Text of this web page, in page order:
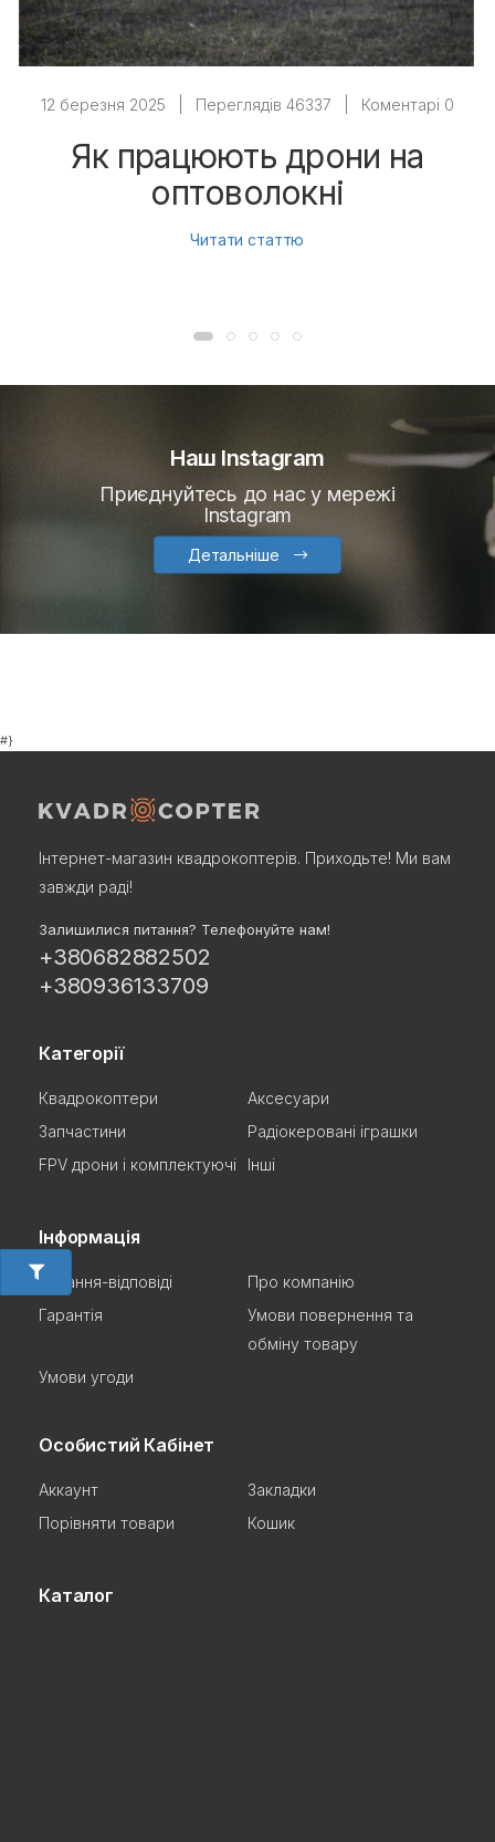
12 березня 2025 Переглядів 46337 Коментарі 0
Як працюють дрони на
оптоволокні
Читати статтю
Наш Instagram
Приєднуйтесь до нас у мережі
Instagram
Детальніше
#}
Інтернет-магазин квадрокоптерів. Приходьте! Ми вам
завжди раді!
Залишилися питання? Телефонуйте нам!
+380682882502
+380936133709
Категорії
Квадрокоптери
Аксесуари
Запчастини
Радіокеровані іграшки
FPV дрони і комплектуючі
Інші
Інформація
Питання-відповіді
Про компанію
Гарантія
Умови повернення та
обміну товару
Умови угоди
Особистий Кабінет
Аккаунт
Закладки
Порівняти товари
Кошик
Каталог